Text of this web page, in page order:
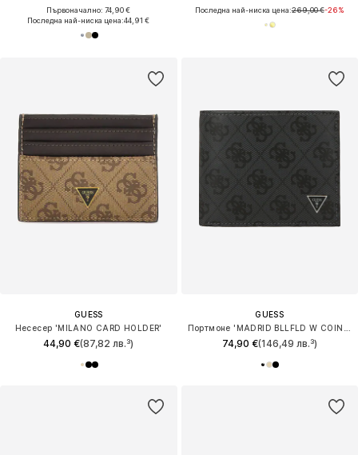
Първоначално: 74,90 €
Последна най-ниска цена:44,91 €
Последна най-ниска цена:269,00 €-26%
GUESS
Несесер 'MILANO CARD HOLDER'
44,90 €(87,82 лв.³)
GUESS
74,90 €(146,49 лв.³)